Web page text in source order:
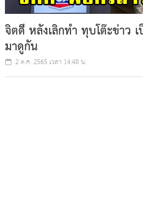
จิตดี หลังเลิกทำ ทุบโต๊ะข่าว เ
มาดูกัน
2 ต.ค. 2565 เวลา 14:48 น.